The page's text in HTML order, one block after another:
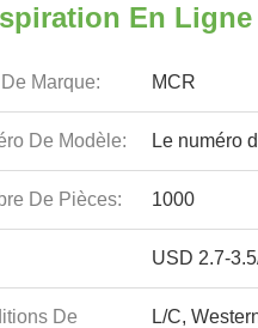
En Ligne
Marque: MCR
De Modèle: Le numéro
De Pièces: 1000
USD 2.7-
De
L/C,